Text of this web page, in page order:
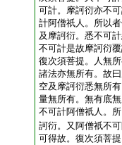
可計。摩訶衍亦不
計阿僧祇人。所以
及摩訶衍。悉不可
不可計是故摩訶衍
復次須菩提。人無
諸法亦無所有。故
空及摩訶衍悉無所
量無所有。無有底
不可計阿僧祇人。
訶衍。又阿僧祇不
可得故。復次須菩